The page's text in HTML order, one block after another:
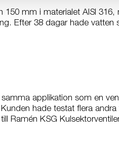
mm i materialet AISI
Efter 38 dagar hade
applikation som en
hade testat flera
Ramén KSG